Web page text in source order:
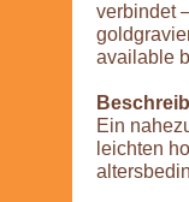
verbindet
available
Ein
leichten